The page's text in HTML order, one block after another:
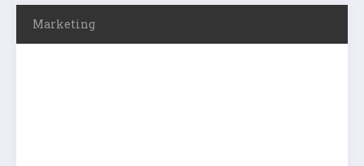
Marketing